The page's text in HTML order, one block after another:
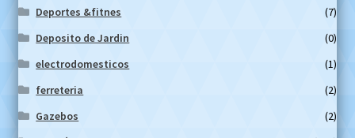
Deportes &fitnes
(7)
Deposito de Jardin
(0)
electrodomesticos
(1)
ferreteria
(2)
Gazebos
(2)